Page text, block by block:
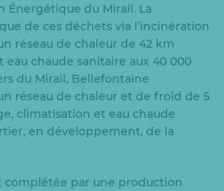
Énergétique du Mirail. La
de ces déchets via l’incinération
réseau de chaleur de 42 km
eau chaude sanitaire aux 40 000
du Mirail, Bellefontaine
réseau de chaleur et de froid de 5
climatisation et eau chaude
en développement, de la
complétée par une production